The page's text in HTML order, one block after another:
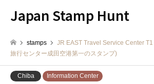
Japan Stamp Hunt
stamps
JR EAST Travel Service Center
旅行センター成田空港第一のスタンプ)
Chiba Information Center